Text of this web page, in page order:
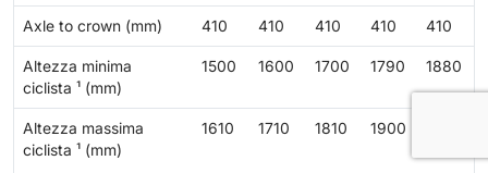
Axle to crown (mm) 410 410 410 410 410
Altezza minima
ciclista ¹ (mm)
1500 1600 1700 1790 1880
Altezza massima
ciclista ¹ (mm)
1610 1710 1810 1900